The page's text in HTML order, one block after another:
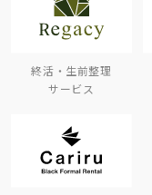
終活・生前整理
サービス